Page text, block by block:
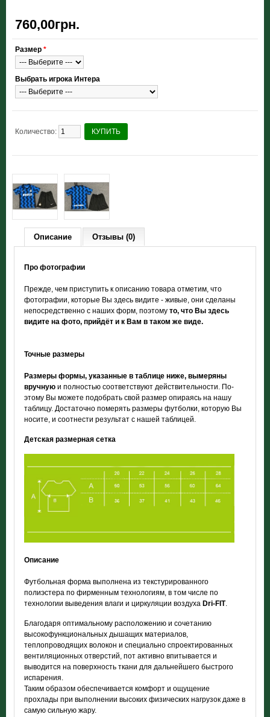
760,00грн.
Размер *
Выбрать игрока Интера
Количество: КУПИТЬ
Описание Отзывы (0)
Про фотографии
Прежде, чем приступить к описанию товара отметим, что
фотографии, которые Вы здесь видите - живые, они сделаны
непосредственно с наших форм, поэтомуто, что Вы здесь
видите на фото, прийдёт и к Вам в таком же виде.
Точные размеры
Размеры формы, указанные в таблице ниже, вымеряны
вручную и полностью соответствуют действительности. По-
этому Вы можете подобрать свой размер опираясь на нашу
таблицу. Достаточно померять размеры футболки, которую Вы
носите, и соотнести результат с нашей таблицей.
Детская размерная сетка
Описание
Футбольная форма выполнена из текстурированного
полиэстера по фирменным технологиям, в том числе по
технологии выведения влаги и циркуляции воздухаDri-FIT.
Благодаря оптимальному расположению и сочетанию
высокофункциональных дышащих материалов,
теплопроводящих волокон и специально спроектированных
вентиляционных отверстий, пот активно впитывается и
выводится на поверхность ткани для дальнейшего быстрого
испарения.
Таким образом обеспечивается комфорт и ощущение
прохлады при выполнении высоких физических нагрузок даже в
самую сильную жару.